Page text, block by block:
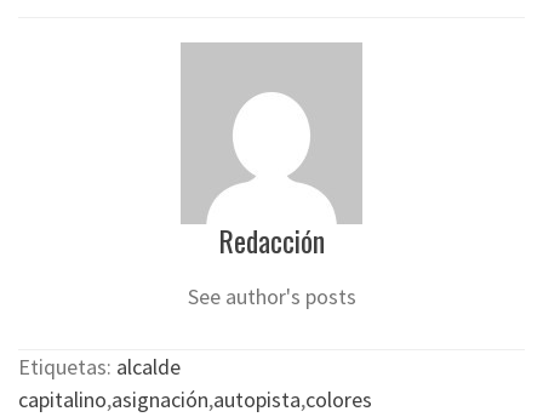
Redacción
See author's posts
Etiquetas: alcalde
capitalino,asignación,autopista,colores